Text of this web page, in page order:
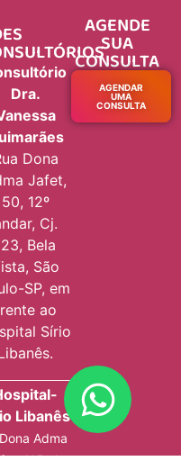
Dra.
Dona
Jafet,
50, 12º
Cj.
Bela
São
SP, em
ao
Sírio
Libanês
Adma
115, 4º
AGENDE
SUA
CONSULTA
AGENDAR
UMA
CONSULTA